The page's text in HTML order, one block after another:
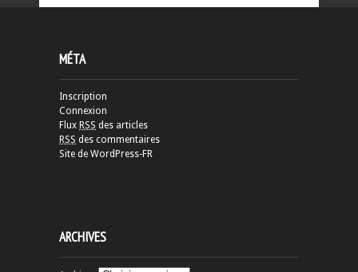
MÉTA
Inscription
Connexion
Flux RSS des articles
RSS des commentaires
Site de WordPress-FR
ARCHIVES